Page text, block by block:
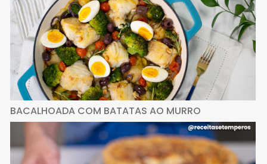
BACALHOADA COM BATATAS AO MURRO